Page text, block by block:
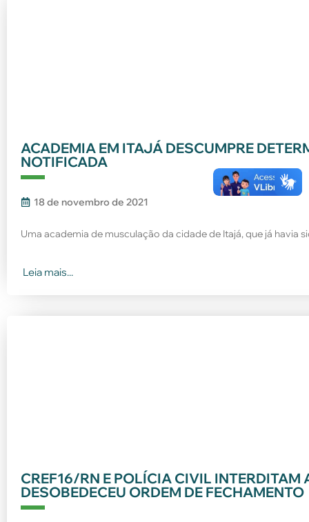
ACADEMIA EM ITAJÁ DESCUMPRE
NOTIFICADA
18 de novembro de 2021
Uma academia de musculação da cidade de Itajá, que já havia
Leia mais...
CREF16/RN E POLÍCIA CIVIL INTERDITAM
DESOBEDECEU ORDEM DE FECHAMENTO